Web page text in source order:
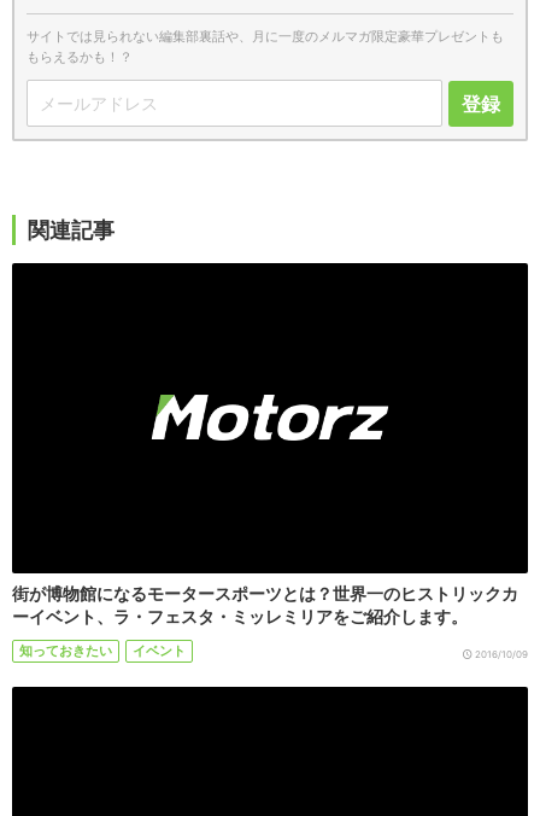
サイトでは見られない編集部裏話や、月に一度のメルマガ限定豪華プレゼントも
もらえるかも！？
登録
関連記事
街が博物館になるモータースポーツとは？世界一のヒストリックカ
ーイベント、ラ・フェスタ・ミッレミリアをご紹介します。
知っておきたい イベント 2016/10/09